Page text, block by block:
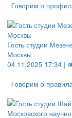
Говорим о
Гость студии
Москвы
04.11.2025 17:34 |
Говорим о